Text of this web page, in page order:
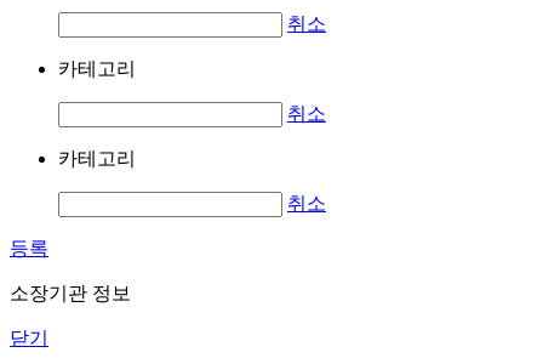
취소
카테고리
취소
카테고리
취소
등록
소장기관 정보
닫기